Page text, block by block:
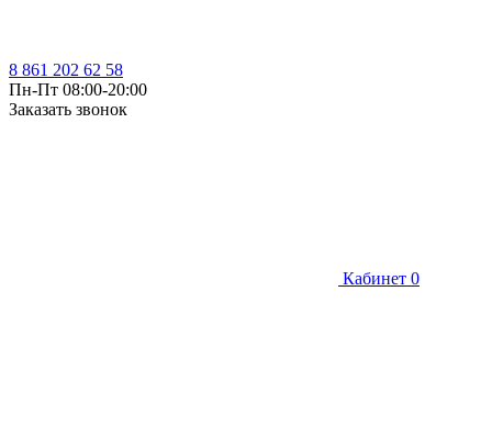
8 861 202 62 58
Пн-Пт 08:00-20:00
Заказать звонок
Кабинет 0